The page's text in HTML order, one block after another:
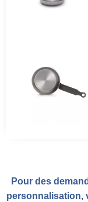
Pour des
personnalisation,